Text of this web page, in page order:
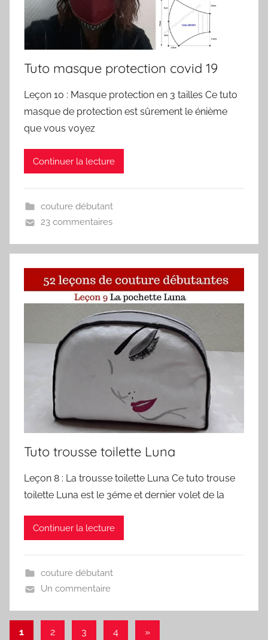
Tuto masque protection covid 19
Leçon 10 : Masque protection en 3 tailles Ce tuto
masque de protection est sûrement le énième
que vous voyez
Continuer la lecture
couture débutant
23 commentaires
Tuto trousse toilette Luna
Leçon 8 : La trousse toilette Luna Ce tuto trouse
toilette Luna est le 3éme et dernier volet de la
Continuer la lecture
couture débutant
Un commentaire
Pagination
1 2 3 4
Articles
»